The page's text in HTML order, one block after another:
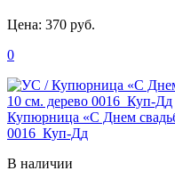
Цена: 370 руб.
0
Купюрница «С Днем
0016_Куп-Дд
В наличии